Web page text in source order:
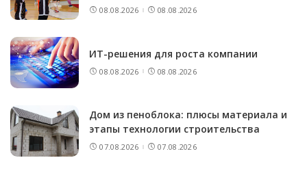
08.08.2026 08.08.2026
ИТ-решения для роста компании
08.08.2026 08.08.2026
Дом из пеноблока: плюсы материала и
этапы технологии строительства
07.08.2026 07.08.2026